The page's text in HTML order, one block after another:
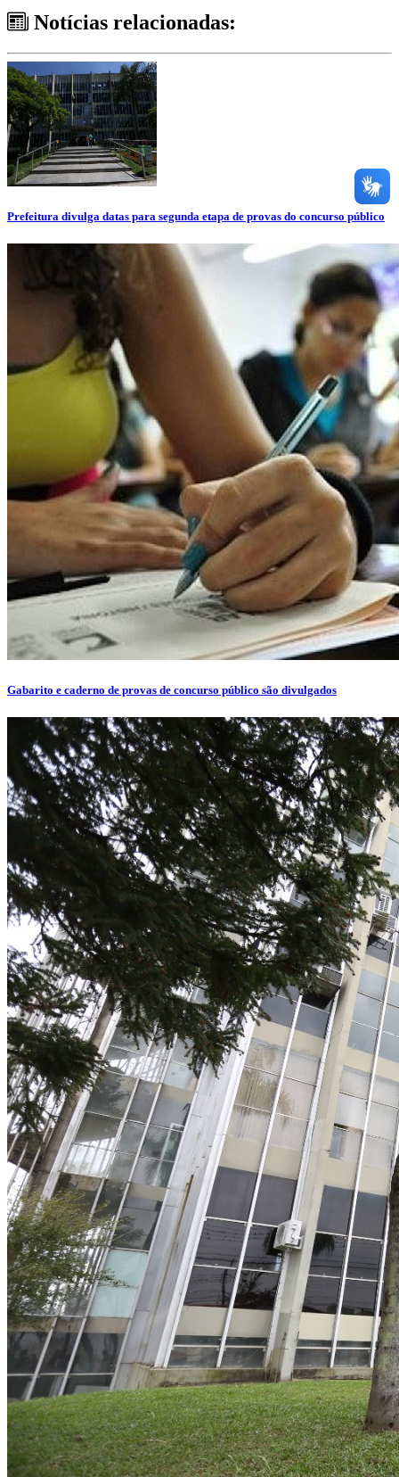
Notícias relacionadas:
Prefeitura divulga datas para segunda etapa de provas do concurso público
Gabarito e caderno de provas de concurso público são divulgados